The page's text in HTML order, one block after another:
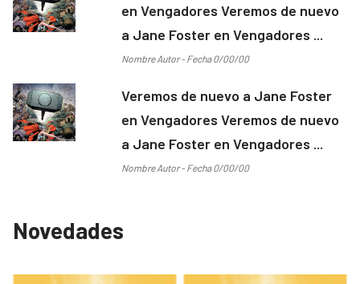
en Vengadores Veremos de nuevo
a Jane Foster en Vengadores ...
Nombre Autor - Fecha 0/00/00
Veremos de nuevo a Jane Foster
en Vengadores Veremos de nuevo
a Jane Foster en Vengadores ...
Nombre Autor - Fecha 0/00/00
Novedades